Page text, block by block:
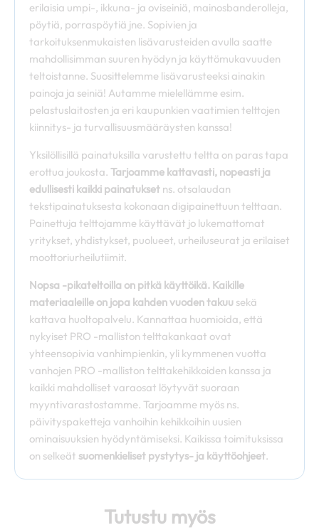
erilaisia umpi-, ikkuna- ja oviseiniä, mainosbanderolleja,
pöytiä, porraspöytiä jne. Sopivien ja
tarkoituksenmukaisten lisävarusteiden avulla saatte
mahdollisimman suuren hyödyn ja käyttömukavuuden
teltoistanne. Suosittelemme lisävarusteeksi ainakin
painoja ja seiniä! Autamme mielellämme esim.
pelastuslaitosten ja eri kaupunkien vaatimien telttojen
kiinnitys- ja turvallisuusmääräysten kanssa!
Yksilöllisillä painatuksilla varustettu teltta on paras tapa
erottua joukosta. Tarjoamme kattavasti, nopeasti ja
edullisesti kaikki painatukset ns. otsalaudan
tekstipainatuksesta kokonaan digipainettuun telttaan.
Painettuja telttojamme käyttävät jo lukemattomat
yritykset, yhdistykset, puolueet, urheiluseurat ja erilaiset
moottoriurheilutiimit.
Nopsa -pikateltoilla on pitkä käyttöikä. Kaikille
materiaaleille on jopa kahden vuoden takuu sekä
kattava huoltopalvelu. Kannattaa huomioida, että
nykyiset PRO -malliston telttakankaat ovat
yhteensopivia vanhimpienkin, yli kymmenen vuotta
vanhojen PRO -malliston telttakehikkoiden kanssa ja
kaikki mahdolliset varaosat löytyvät suoraan
myyntivarastostamme. Tarjoamme myös ns.
päivityspaketteja vanhoihin kehikkoihin uusien
ominaisuuksien hyödyntämiseksi. Kaikissa toimituksissa
on selkeät suomenkieliset pystytys- ja käyttöohjeet.
Tutustu myös